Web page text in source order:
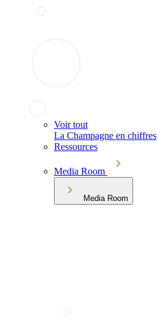
Voir tout
La Champagne en chiffres
Ressources
Media Room
Media Room